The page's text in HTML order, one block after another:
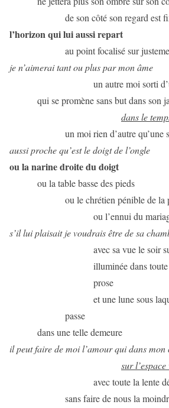
de son côté son regard est
l’horizon qui lui aussi repart
au point focalisé sur
je n’aimerai tant ou plus par mon âme
un autre moi sorti
qui se promène sans but dans son
dans le
un moi rien d’autre qu’une
aussi proche qu’est le doigt de l’ongle
ou la narine droite du doigt
ou la table basse des pieds
ou le chrétien pénible de la
ou l’ennui du
s’il lui plaisait je voudrais être de sa
avec sa vue le soir
illuminée dans
prose
et une lune sous
passe
dans une telle demeure
il peut faire de moi l’amour qui dans
sur
avec toute la lente
sans faire de nous la